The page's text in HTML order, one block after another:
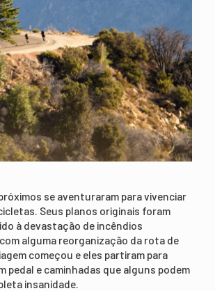
se aventuraram para vivenciar
Seus planos originais foram
à devastação de incêndios
alguma reorganização da rota de
começou e eles partiram para
pedal e caminhadas que alguns podem
insanidade.